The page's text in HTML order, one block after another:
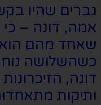
גברים שהיו
אמה, דונה –
שאחד מהם הוא
כשהשלושה
דונה,
ותיקות